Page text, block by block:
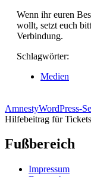
Wenn ihr euren
wollt, setzt euch
Verbindung.
Schlagwörter:
Medien
AmnestyWordPress-
Hilfebeitrag für
Fußbereich
Impressum